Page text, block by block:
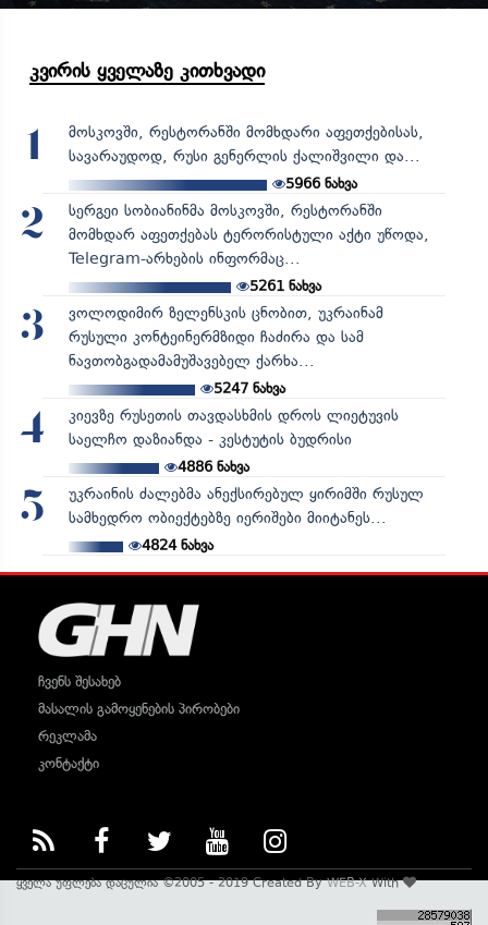
კვირის ყველაზე კითხვადი
1
მოსკოვში, რესტორანში მომხდარი აფეთქებისას,
სავარაუდოდ, რუსი გენერლის ქალიშვილი და...
5966ნახვა
2
სერგეი სობიანინმა მოსკოვში, რესტორანში
მომხდარ აფეთქებას ტერორისტული აქტი უწოდა,
Telegram-არხების ინფორმაც...
5261ნახვა
3
ვოლოდიმირ ზელენსკის ცნობით, უკრაინამ
რუსული კონტეინერმზიდი ჩაძირა და სამ
ნავთობგადამამუშავებელ ქარხა...
5247ნახვა
4
კიევზე რუსეთის თავდასხმის დროს ლიეტუვის
საელჩო დაზიანდა - კესტუტის ბუდრისი
4886ნახვა
5
უკრაინის ძალებმა ანექსირებულ ყირიმში რუსულ
სამხედრო ობიექტებზე იერიშები მიიტანეს...
4824ნახვა
ჩვენს შესახებ
მასალის გამოყენების პირობები
რეკლამა
კონტაქტი
ყველა უფლება დაცულია ©2005 - 2019 Created ByWEB-XWith